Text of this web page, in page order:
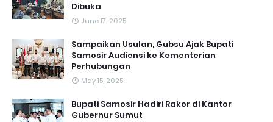
Dibuka
June 17, 2025
Sampaikan Usulan, Gubsu Ajak Bupati
Samosir Audiensi ke Kementerian
Perhubungan
May 15, 2025
Bupati Samosir Hadiri Rakor di Kantor
Gubernur Sumut